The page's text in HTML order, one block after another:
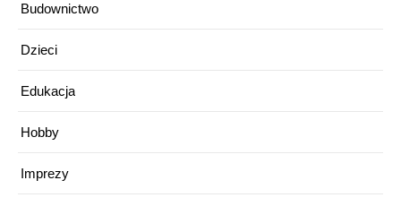
Budownictwo
Dzieci
Edukacja
Hobby
Imprezy